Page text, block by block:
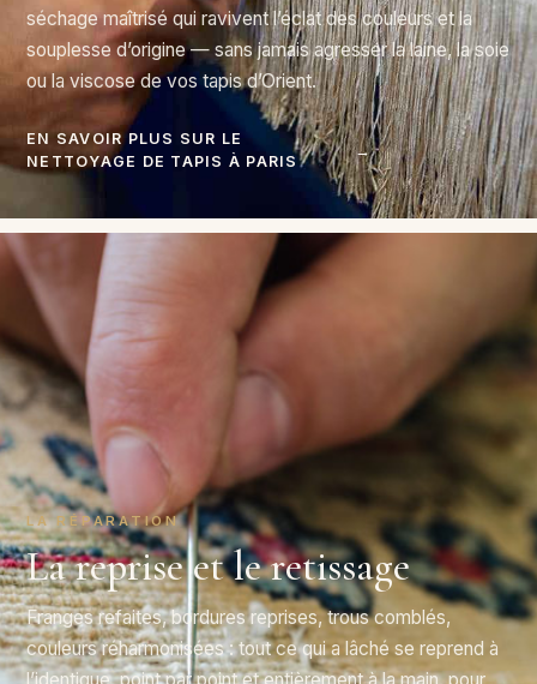
séchage maîtrisé qui ravivent l’éclat des couleurs et la
souplesse d’origine — sans jamais agresser la laine, la soie
ou la viscose de vos tapis d’Orient.
EN SAVOIR PLUS SUR LE
NETTOYAGE DE TAPIS À PARIS
→
LA RÉPARATION
La reprise et le retissage
Franges refaites, bordures reprises, trous comblés,
couleurs réharmonisées : tout ce qui a lâché se reprend à